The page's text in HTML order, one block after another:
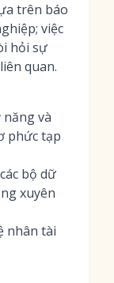
trên báo
việc
hỏi sự
quan.
năng và
phức tạp
bộ dữ
xuyên
nhân tài